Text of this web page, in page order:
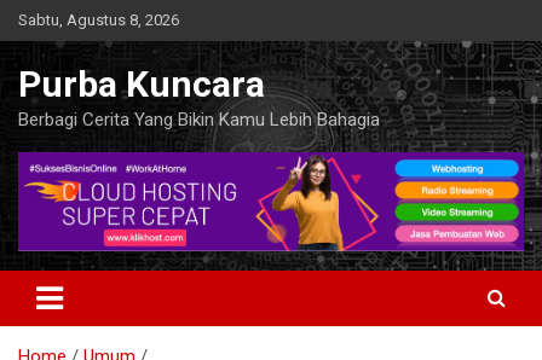
Skip
to
content
Sabtu, Agustus 8, 2026
Purba Kuncara
Berbagi Cerita Yang Bikin Kamu Lebih Bahagia